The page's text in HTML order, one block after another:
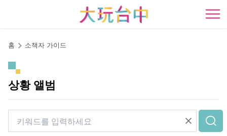
開
홈 소책자 가이드
상황 앨범